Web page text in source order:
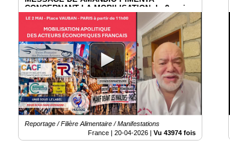
CONCERNANT LA MOBILISATION du 2 mai
2026 à Paris.
Reportage / Filière Alimentaire / Manifestations
France | 20-04-2026| Vu 43974 fois